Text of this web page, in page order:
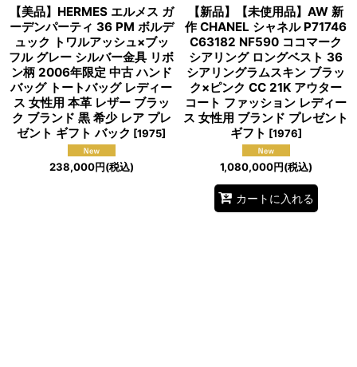
【美品】HERMES エルメス ガ
ーデンパーティ 36 PM ボルデ
ュック トワルアッシュ×ブッ
フル グレー シルバー金具 リボ
ン柄 2006年限定 中古 ハンド
バッグ トートバッグ レディー
ス 女性用 本革 レザー ブラッ
ク ブランド 黒 希少 レア プレ
ゼント ギフト バック [1975]
238,000円(税込)
【新品】【未使用品】AW 新
作 CHANEL シャネル P71746
C63182 NF590 ココマーク
シアリング ロングベスト 36
シアリングラムスキン ブラッ
ク×ピンク CC 21K アウター
コート ファッション レディー
ス 女性用 ブランド プレゼント
ギフト [1976]
1,080,000円(税込)
カートに入れる